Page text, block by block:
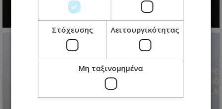
09.08.2026 - 07:18
Στόχευσης Λειτουργικότητας
Μη ταξινομημένα